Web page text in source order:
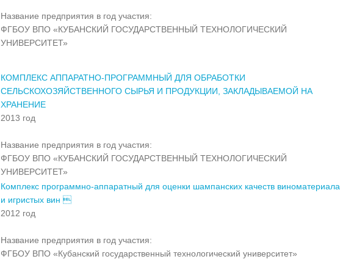
Название предприятия в год участия:
ФГБОУ ВПО «КУБАНСКИЙ ГОСУДАРСТВЕННЫЙ ТЕХНОЛОГИЧЕСКИЙ
УНИВЕРСИТЕТ»
КОМПЛЕКС АППАРАТНО-ПРОГРАММНЫЙ ДЛЯ ОБРАБОТКИ
СЕЛЬСКОХОЗЯЙСТВЕННОГО СЫРЬЯ И ПРОДУКЦИИ, ЗАКЛАДЫВАЕМОЙ НА
ХРАНЕНИЕ
2013 год
Название предприятия в год участия:
ФГБОУ ВПО «КУБАНСКИЙ ГОСУДАРСТВЕННЫЙ ТЕХНОЛОГИЧЕСКИЙ
УНИВЕРСИТЕТ»
Комплекс программно-аппаратный для оценки шампанских качеств виноматериала
и игристых вин 
2012 год
Название предприятия в год участия:
ФГБОУ ВПО «Кубанский государственный технологический университет»